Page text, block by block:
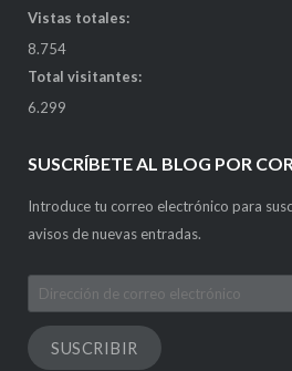
Vistas totales:
8.754
Total visitantes:
6.299
SUSCRÍBETE AL BLOG POR
Introduce tu correo electrónico para
avisos de nuevas entradas.
Dirección
de
correoSUSCRIBIR